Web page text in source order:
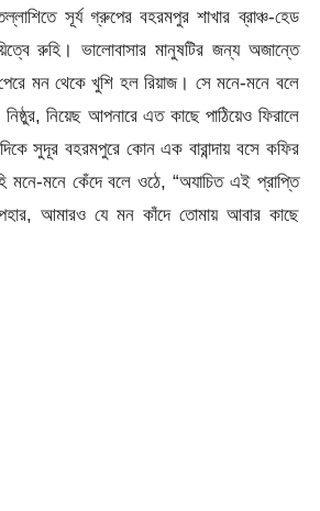
সূর্য গ্রুপের বহরমপুর শাখার ব্রাঞ্চ-হেড
রুহি। ভালোবাসার মানুষটির জন্য অজান্তে
মন থেকে খুশি হল রিয়াজ। সে মনে-মনে বলে
নিয়েছ আপনারে এত কাছে পাঠিয়েও ফিরালে
সুদূর বহরমপুরে কোন এক বারান্দায় বসে কফির
মনে-মনে কেঁদে বলে ওঠে, “অযাচিত এই প্রাপ্তি
আমারও যে মন কাঁদে তোমায় আবার কাছে